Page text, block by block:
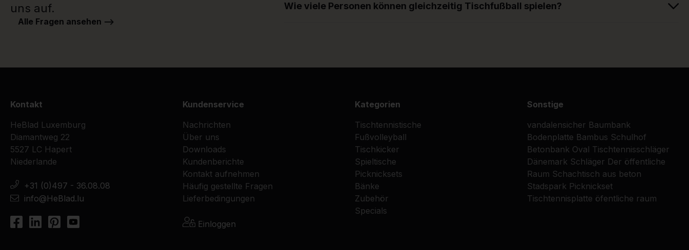
uns auf.
Alle Fragen ansehen -->
Wie viele Personen können gleichzeitig Tischfußball spielen?
Kontakt
HeBlad Luxemburg
Diamantweg 22
5527 LC Hapert
Niederlande
+31 (0)497 - 36.08.08
info@HeBlad.lu
Kundenservice
Nachrichten
Über uns
Downloads
Kundenberichte
Kontakt aufnehmen
Häufig gestellte Fragen
Lieferbedingungen
Einloggen
Kategorien
Tischtennistische
Fußvolleyball
Tischkicker
Spieltische
Picknicksets
Bänke
Zubehör
Specials
Sonstige
vandalensicher Baumbank
Bodenplatte Bambus Schulhof
Betonbank Oval Tischtennisschläger
Dänemark Schläger Der öffentliche
Raum Schachtisch aus beton
Stadspark Picknickset
Tischtennisplatte öfentliche raum